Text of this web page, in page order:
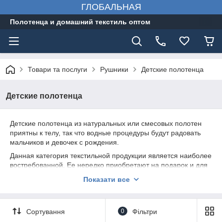
ГЛОБАЛЬНАЯ
Полотенца и домашний текстиль оптом
Товари та послуги Рушники Детские полотенца
Детские полотенца
Детские полотенца из натуральных или смесовых полотен
приятны к телу, так что водные процедуры будут радовать
мальчиков и девочек с рождения.
Данная категория текстильной продукции является наиболее
востребованной. Ее нередко приобретают на подарок и для
хорошо заработать. Продукция фабричного производства
широкой аудитории потребителей.
Показати все
Сортування 0 Фільтри